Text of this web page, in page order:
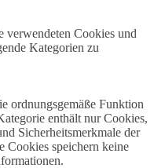
verwendeten Cookies und
Kategorien zu
ordnungsgemäße Funktion
enthält nur Cookies,
Sicherheitsmerkmale der
Cookies speichern keine